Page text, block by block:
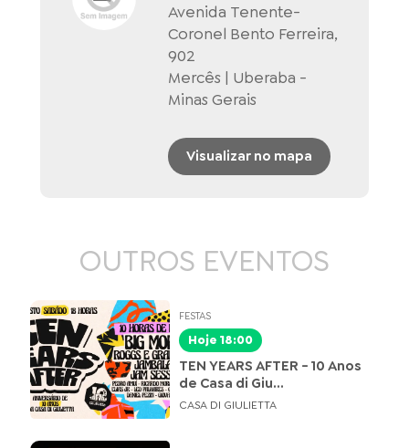
Avenida Tenente-
Coronel Bento Ferreira,
902
Mercês | Uberaba -
Minas Gerais
Visualizar no mapa
OUTROS EVENTOS
FESTAS
Hoje 18:00
TEN YEARS AFTER - 10 Anos
de Casa di Giu...
CASA DI GIULIETTA